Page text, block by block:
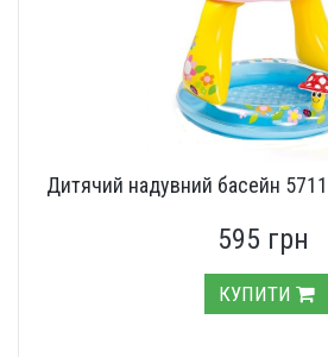
Дитячий надувний басейн
595 грн
КУПИТИ